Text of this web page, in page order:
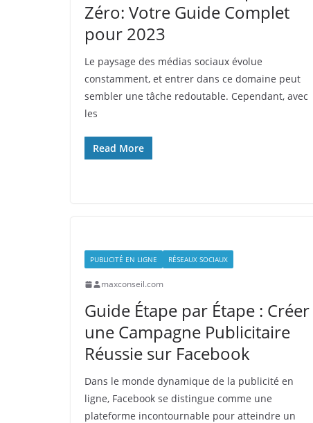
Zéro: Votre Guide Complet
pour 2023
Le paysage des médias sociaux évolue
constamment, et entrer dans ce domaine peut
sembler une tâche redoutable. Cependant, avec
les
Read More
PUBLICITÉ EN LIGNE RÉSEAUX SOCIAUX
maxconseil.com
Guide Étape par Étape : Créer
une Campagne Publicitaire
Réussie sur Facebook
Dans le monde dynamique de la publicité en
ligne, Facebook se distingue comme une
plateforme incontournable pour atteindre un